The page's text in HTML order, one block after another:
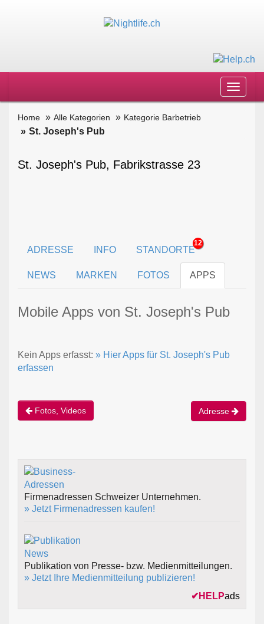
Toggle
Home Alle Kategorien Kategorie Barbetrieb
St. Joseph's Pub
St. Joseph's Pub, Fabrikstrasse 23
ADRESSE INFO STANDORTE
12
NEWS MARKEN FOTOS APPS
Mobile Apps von St. Joseph's Pub
Kein Apps erfasst: » Hier Apps für St. Joseph's Pub
erfassen
Fotos, Videos Adresse
Firmenadressen Schweizer Unternehmen.
» Jetzt Firmenadressen kaufen!
Publikation von Presse- bzw. Medienmitteilungen.
» Jetzt Ihre Medienmitteilung publizieren!
✔ HELPads